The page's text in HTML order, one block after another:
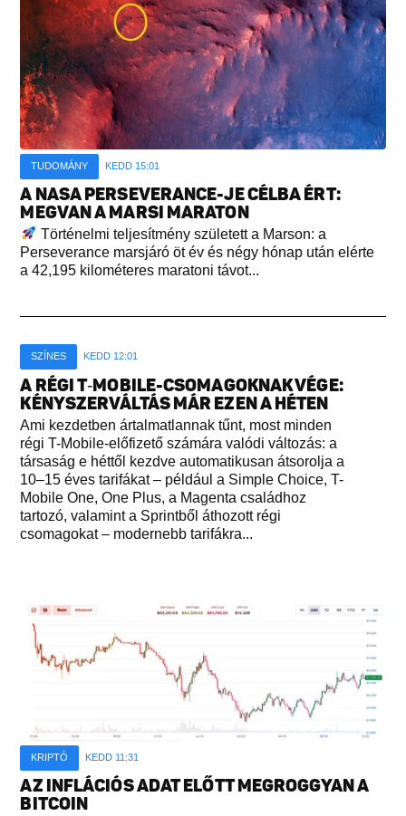
TUDOMÁNY KEDD 15:01
A NASA PERSEVERANCE-JE CÉLBA ÉRT:
MEGVAN A MARSI MARATON
Történelmi teljesítmény született a Marson: a
Perseverance marsjáró öt év és négy hónap után elérte
a 42,195 kilométeres maratoni távot...
SZÍNES KEDD 12:01
A RÉGI T‑MOBILE-CSOMAGOKNAK VÉGE:
KÉNYSZERVÁLTÁS MÁR EZEN A HÉTEN
Ami kezdetben ártalmatlannak tűnt, most minden
régi T-Mobile-előfizető számára valódi változás: a
társaság e héttől kezdve automatikusan átsorolja a
10–15 éves tarifákat – például a Simple Choice, T-
Mobile One, One Plus, a Magenta családhoz
tartozó, valamint a Sprintből áthozott régi
csomagokat – modernebb tarifákra...
KRIPTÓ KEDD 11:31
AZ INFLÁCIÓS ADAT ELŐTT MEGROGGYAN A
BITCOIN